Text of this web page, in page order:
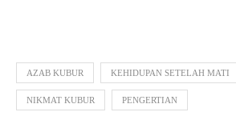
AZAB KUBUR KEHIDUPAN SETELAH MATI
NIKMAT KUBUR PENGERTIAN